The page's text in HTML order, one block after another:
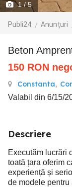
1/ 5
Publi24 Anunțuri
Beton
150 RON
Constanta,
Valabil din 6/15/
Descriere
Executăm lucrări
toată țara oferim
experiență și
de modele